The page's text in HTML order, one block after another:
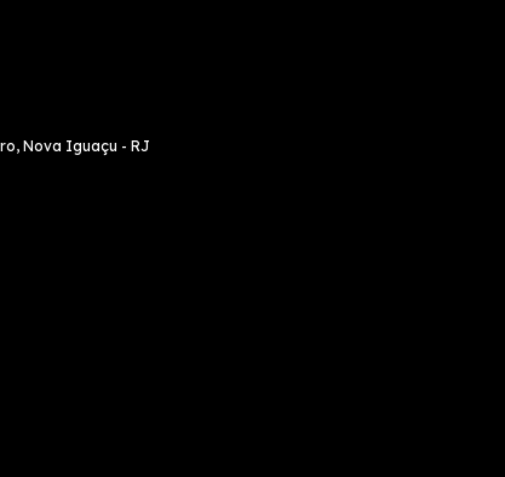
Nova Iguaçu - RJ